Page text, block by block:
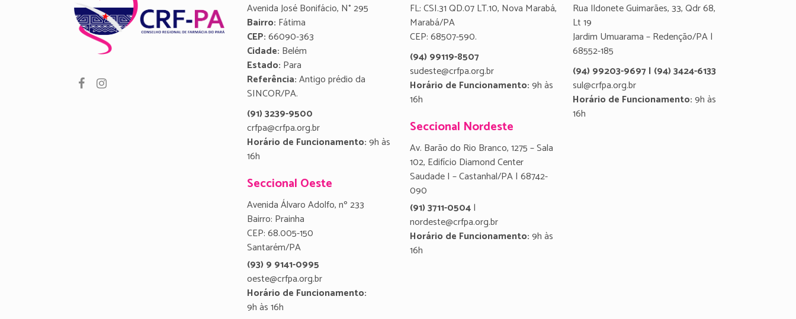
Avenida José Bonifácio, N° 295
Bairro: Fátima
CEP:66090-363
Cidade: Belém
Estado: Para
Referência:Antigo prédio da
SINCOR/PA.
(91) 3239-9500
crfpa@crfpa.org.br
Horário de Funcionamento:9h às
16h
Seccional Oeste
Avenida Álvaro Adolfo, nº 233
Bairro: Prainha
CEP: 68.005-150
Santarém/PA
(93) 9 9141-0995
oeste@crfpa.org.br
Horário de Funcionamento:
9h às 16h
FL: CSI.31 QD.07 LT.10, Nova Marabá,
Marabá/PA
CEP: 68507-590.
(94) 99119-8507
sudeste@crfpa.org.br
Horário de Funcionamento:9h às
16h
Seccional Nordeste
Av. Barão do Rio Branco, 1275 – Sala
102, Edifício Diamond Center
Saudade I – Castanhal/PA | 68742-
090
(91) 3711-0504|
nordeste@crfpa.org.br
Horário de Funcionamento:9h às
16h
Rua Ildonete Guimarães, 33, Qdr 68,
Lt 19
Jardim Umuarama – Redenção/PA |
68552-185
(94) 99203-9697 | (94) 3424-6133
sul@crfpa.org.br
Horário de Funcionamento:9h às
16h